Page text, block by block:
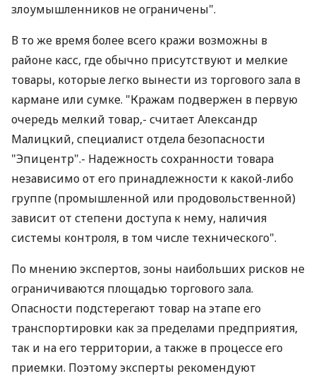
злоумышленников не ограничены".
В то же время более всего кражи возможны в
районе касс, где обычно присутствуют и мелкие
товары, которые легко вынести из торгового зала в
кармане или сумке. "Кражам подвержен в первую
очередь мелкий товар,- считает Александр
Малицкий, специалист отдела безопасности
"Эпицентр".- Надежность сохранности товара
независимо от его принадлежности к какой-либо
группе (промышленной или продовольственной)
зависит от степени доступа к нему, наличия
системы контроля, в том числе технического".
По мнению экспертов, зоны наибольших рисков не
ограничиваются площадью торгового зала.
Опасности подстерегают товар на этапе его
транспортировки как за пределами предприятия,
так и на его территории, а также в процессе его
приемки. Поэтому эксперты рекомендуют